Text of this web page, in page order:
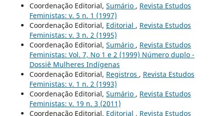
Coordenação Editorial, Sumário , Revista Estudos
Feministas: v. 5 n. 1 (1997)
Coordenação Editorial, Editorial , Revista Estudos
Feministas: v. 3 n. 2 (1995)
Coordenação Editorial, Sumário , Revista Estudos
Feministas: Vol. 7, No 1 e 2 (1999) Número duplo -
Dossiê Mulheres Indígenas
Coordenação Editorial, Registros , Revista Estudos
Feministas: v. 1 n. 2 (1993)
Coordenação Editorial, Sumário , Revista Estudos
Feministas: v. 19 n. 3 (2011)
Coordenação Editorial, Editorial , Revista Estudos